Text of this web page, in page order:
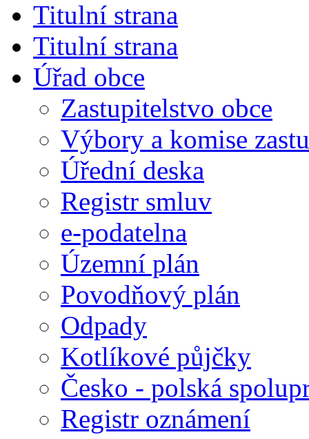
Titulní strana
Titulní strana
Úřad obce
Zastupitelstvo obce
Výbory a komise
Úřední deska
Registr smluv
e-podatelna
Územní plán
Povodňový plán
Odpady
Kotlíkové půjčky
Česko - polská
Registr oznámení